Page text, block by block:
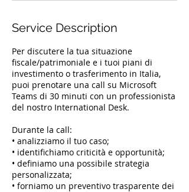
Service Description
Per discutere la tua situazione
fiscale/patrimoniale e i tuoi piani di
investimento o trasferimento in Italia,
puoi prenotare una call su Microsoft
Teams di 30 minuti con un professionista
del nostro International Desk.
Durante la call:
• analizziamo il tuo caso;
• identifichiamo criticità e opportunità;
• definiamo una possibile strategia
personalizzata;
• forniamo un preventivo trasparente dei